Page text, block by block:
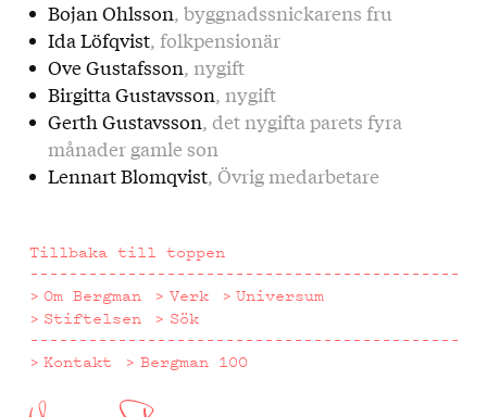
Bojan Ohlsson, byggnadssnickarens fru
Ida Löfqvist, folkpensionär
Ove Gustafsson, nygift
Birgitta Gustavsson, nygift
Gerth Gustavsson, det nygifta parets fyra
månader gamle son
Lennart Blomqvist, Övrig medarbetare
Tillbaka till toppen
Om Bergman
Verk
Universum
Stiftelsen
Sök
Kontakt
Bergman 100